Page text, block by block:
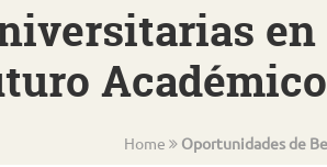
Académico
Home Oportunidades de